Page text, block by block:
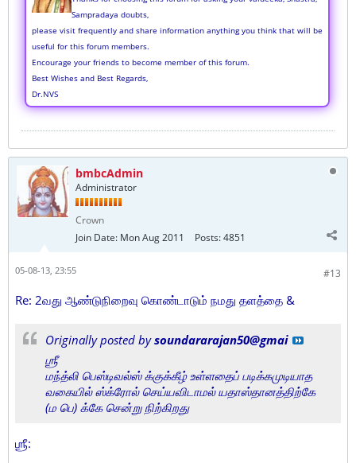
Sampradaya doubts,
please visit frequently and share information anything you think that will be
useful for this forum members.
Encourage your friends to become member of this forum.
Best Wishes and Best Regards,
Dr.NVS
bmbcAdmin
Administrator
Crown
Join Date: Mon Aug 2011 Posts:4851
#13
05-08-13, 23:55
Re: 2வது ஆண்டுநிறைவு கொண்டாடும் நமது தளத்தை &
Originally posted bysoundararajan50@gmai
ஶ்ரீ
மந்த்லி பெஸ்டிவல்ஸ் க்குக்கீழ் உள்ளதைப் படிக்கமுடியாத
வகையில் ஸ்க்ரோல் செய்யவிடாமல் யதாஸ்தானத்திற்கே
(ம பெ) க்கே சென்று நிற்கிறது
ஶ்ரீ: